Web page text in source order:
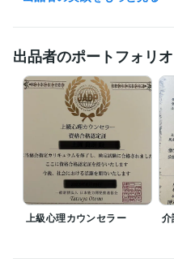
✅不安な気持ちを手放したい
✅前を向く勇気がほしい
など人には言えない心の気持ちを
意しています。
＊今すぐあなたの気持ちを話せる
(今すぐ話しを聞いてほしいあな
＊24時間チャットサービス
(返信回数縛りなし！24時間無制
電話相談の予約は30分置きの予約
5分、15分と細かい設定がココナ
出品者のポートフォリオ
上級心理カウンセラー